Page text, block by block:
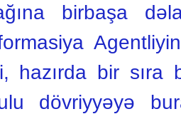
birbaşa
hazırda bir sıra
dövriyyəyə